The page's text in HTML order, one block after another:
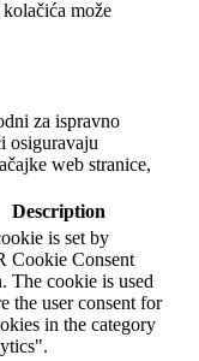
može
za ispravno
osiguravaju
web stranice,
Description
is set by
Cookie Consent
The cookie is used
the user consent for
in the category